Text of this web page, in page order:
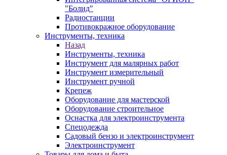
"Болид"
Радиостанции
Противокражное оборудование
Инструменты, техника
Назад
Инструменты, техника
Инструмент для малярных работ
Инструмент измерительный
Инструмент ручной
Крепеж
Оборудование для мастерской
Оборудование строительное
Оснастка для электроинструмента
Спецодежда
Садовый бензо и электроинструмент
Электроинструмент